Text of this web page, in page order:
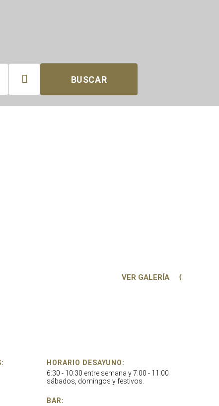
 BUSCAR
VER GALERÍA
HORARIO DESAYUNO:
6:30 - 10:30 entre semana y 7:00 - 11:00
sábados, domingos y festivos.
BAR: